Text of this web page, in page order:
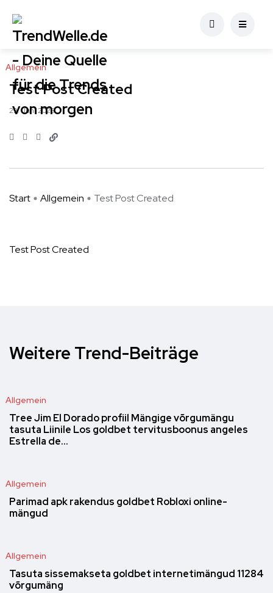
Allgemein
Test Post Created
29. Juni 2026
Start Allgemein Test Post Created
Test Post Created
Weitere Trend-Beiträge
Allgemein
Tree Jim El Dorado profiil Mängige võrgumängu
tasuta Liinile Los goldbet tervitusboonus angeles
Estrella de…
Allgemein
Parimad apk rakendus goldbet Robloxi online-
mängud
Allgemein
Tasuta sissemakseta goldbet internetimängud 11284
võrgumäng